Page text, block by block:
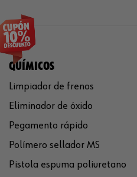
QUÍMICOS
Limpiador de frenos
Eliminador de óxido
Pegamento rápido
Polímero sellador MS
Pistola espuma poliuretano